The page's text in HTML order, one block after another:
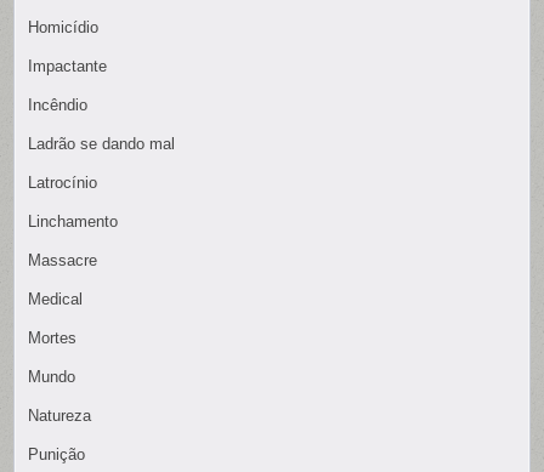
Homicídio
Impactante
Incêndio
Ladrão se dando mal
Latrocínio
Linchamento
Massacre
Medical
Mortes
Mundo
Natureza
Punição